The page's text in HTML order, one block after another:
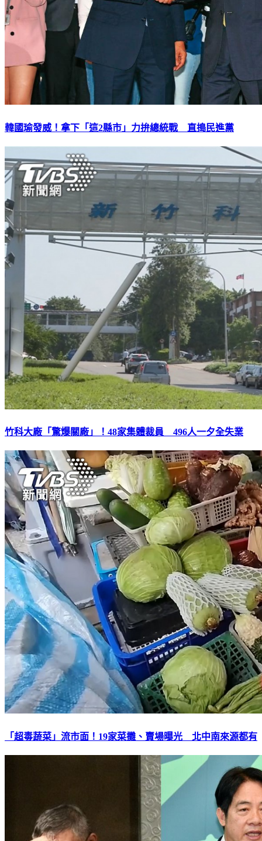
韓國瑜發威！拿下「這2縣市」力拚總統戰 直搗民進黨
竹科大廠「驚爆關廠」！48家集體裁員 496人一夕全失業
「超毒蔬菜」流市面！19家菜攤、賣場曝光 北中南來源都有